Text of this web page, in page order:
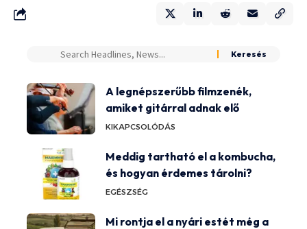
A legnépszerűbb filmzenék,
amiket gitárral adnak elő
KIKAPCSOLÓDÁS
Meddig tartható el a kombucha,
és hogyan érdemes tárolni?
EGÉSZSÉG
Mi rontja el a nyári estét még a